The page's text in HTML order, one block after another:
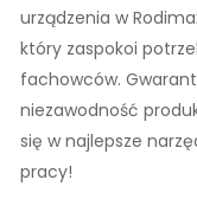
urządzenia w
który zaspokoi
fachowców.
niezawodność
się w najlepsze
pracy!